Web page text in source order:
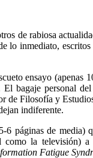
de rabiosa
lo inmediato,
ensayo (apenas
bagaje personal
de Filosofía y
indiferente.
páginas de media)
la televisión)
Fatigue